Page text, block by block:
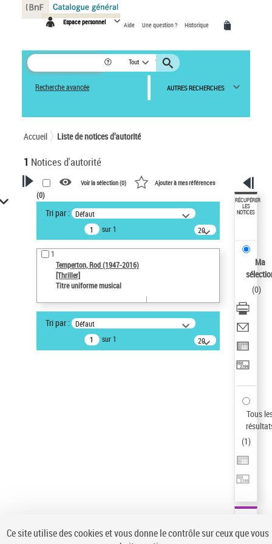
Espace personnel Aide Une question ? Historique
Tout
Recherche avancée AUTRES RECHERCHES
Accueil Liste de notices d’autorité
1 Notices d'autorité
VOTRE RECHERCHE
Recherche avancée dans les
notices d’autorité
Œuvres liées à l'auteur :
Temperton, Rod (1947-2016)
Type de notice d'autorité
Type de notice d'autorité
Voir la sélection (0) Ajouter à mes références
(0)
Tri par : Défaut
sur 1
20
résultats/page
1
Temperton, Rod (1947-2016)
[Thriller]
Titre uniforme musical
Tri par : Défaut
sur 1
20
résultats/page
RÉCUPÉRER
LES
NOTICES
Ma
(0)
Tous
(1)
Panneau de gestion des cookies
Ce site utilise des cookies et vous donne le contrôle sur ceux que vous